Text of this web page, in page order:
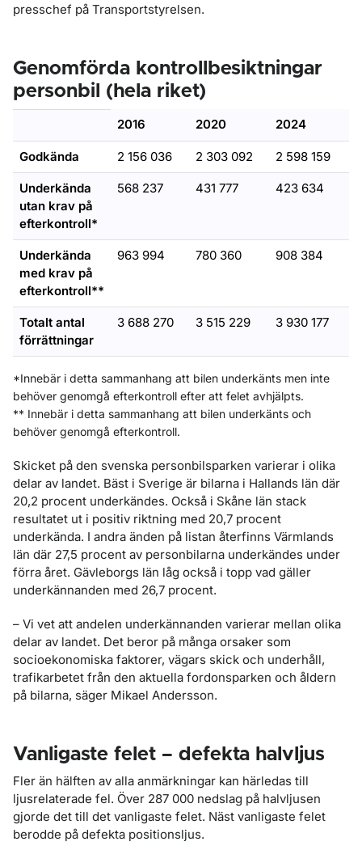
presschef på Transportstyrelsen.
Genomförda kontrollbesiktningar
personbil (hela riket)
2016 2020 2024
Godkända 2 156 036 2 303 092 2 598 159
Underkända
utan krav på
efterkontroll*
568 237 431 777 423 634
Underkända
med krav på
efterkontroll**
963 994 780 360 908 384
Totalt antal
förrättningar
3 688 270 3 515 229 3 930 177
*Innebär i detta sammanhang att bilen underkänts men inte
behöver genomgå efterkontroll efter att felet avhjälpts.
** Innebär i detta sammanhang att bilen underkänts och
behöver genomgå efterkontroll.
Skicket på den svenska personbilsparken varierar i olika
delar av landet. Bäst i Sverige är bilarna i Hallands län där
20,2 procent underkändes. Också i Skåne län stack
resultatet ut i positiv riktning med 20,7 procent
underkända. I andra änden på listan återfinns Värmlands
län där 27,5 procent av personbilarna underkändes under
förra året. Gävleborgs län låg också i topp vad gäller
underkännanden med 26,7 procent.
– Vi vet att andelen underkännanden varierar mellan olika
delar av landet. Det beror på många orsaker som
socioekonomiska faktorer, vägars skick och underhåll,
trafikarbetet från den aktuella fordonsparken och åldern
på bilarna, säger Mikael Andersson.
Vanligaste felet – defekta halvljus
Fler än hälften av alla anmärkningar kan härledas till
ljusrelaterade fel. Över 287 000 nedslag på halvljusen
gjorde det till det vanligaste felet. Näst vanligaste felet
berodde på defekta positionsljus.